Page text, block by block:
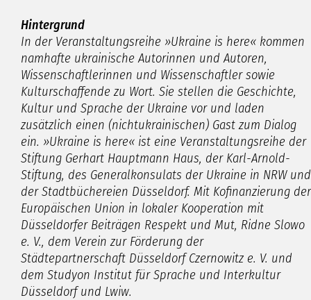
Hintergrund
In der Veranstaltungsreihe »Ukraine is here« kommen
namhafte ukrainische Autorinnen und Autoren,
Wissenschaftlerinnen und Wissenschaftler sowie
Kulturschaffende zu Wort. Sie stellen die Geschichte,
Kultur und Sprache der Ukraine vor und laden
zusätzlich einen (nichtukrainischen) Gast zum Dialog
ein. »Ukraine is here« ist eine Veranstaltungsreihe der
Stiftung Gerhart Hauptmann Haus, der Karl-Arnold-
Stiftung, des Generalkonsulats der Ukraine in NRW und
der Stadtbüchereien Düsseldorf. Mit Kofinanzierung der
Europäischen Union in lokaler Kooperation mit
Düsseldorfer Beiträgen Respekt und Mut, Ridne Slowo
e. V., dem Verein zur Förderung der
Städtepartnerschaft Düsseldorf Czernowitz e. V. und
dem Studyon Institut für Sprache und Interkultur
Düsseldorf und Lwiw.